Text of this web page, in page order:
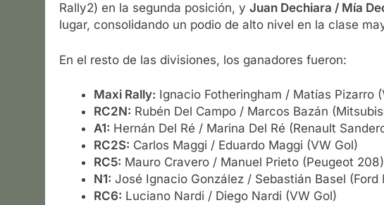
Rally2) en la segunda posición, y Juan Dechiara / Mía
lugar, consolidando un podio de alto nivel en la clase
En el resto de las divisiones, los ganadores fueron:
Maxi Rally: Ignacio Fotheringham / Matías Pizarro
RC2N: Rubén Del Campo / Marcos Bazán
A1: Hernán Del Ré / Marina Del Ré (Renault
RC2S: Carlos Maggi / Eduardo Maggi (VW Gol)
RC5: Mauro Cravero / Manuel Prieto (Peugeot 208)
N1: José Ignacio González / Sebastián Basel (Ford
RC6: Luciano Nardi / Diego Nardi (VW Gol)